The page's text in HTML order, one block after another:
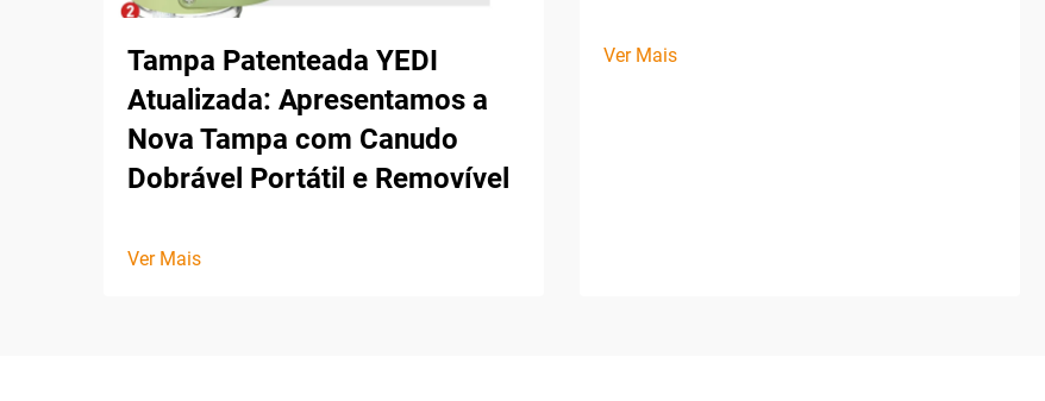
Tampa Patenteada YEDI
Atualizada: Apresentamos a
Nova Tampa com Canudo
Dobrável Portátil e Removível
Ver Mais
Ver Mais